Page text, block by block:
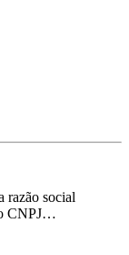
social
CNPJ
Porto Alegre/RS.
similares, de